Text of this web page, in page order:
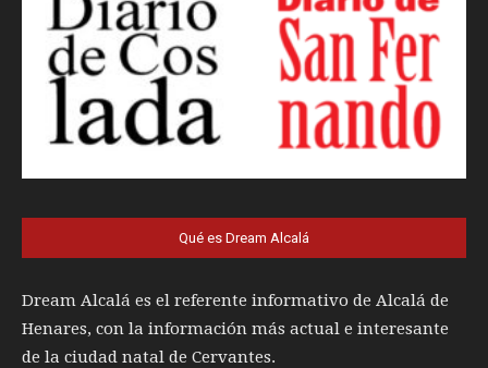
Qué es Dream Alcalá
Dream Alcalá es el referente informativo de Alcalá de
Henares, con la información más actual e interesante
de la ciudad natal de Cervantes.